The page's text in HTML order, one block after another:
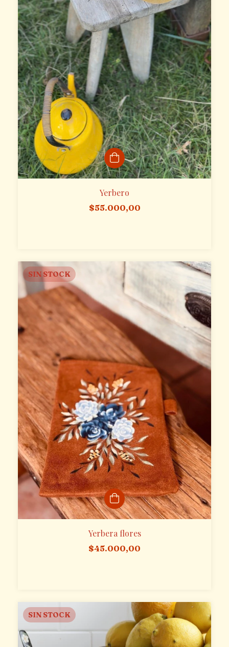
Yerbero
$55.000,00
SIN STOCK
Yerbera flores
$45.000,00
SIN STOCK